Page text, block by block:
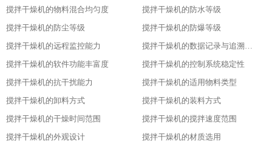
搅拌干燥机的物料混合均匀度
搅拌干燥机的防水等级
搅拌干燥机的防尘等级
搅拌干燥机的防爆等级
搅拌干燥机的远程监控能力
搅拌干燥机的数据记录与追溯功能
搅拌干燥机的软件功能丰富度
搅拌干燥机的控制系统稳定性
搅拌干燥机的抗干扰能力
搅拌干燥机的适用物料类型
搅拌干燥机的卸料方式
搅拌干燥机的装料方式
搅拌干燥机的干燥时间范围
搅拌干燥机的搅拌速度范围
搅拌干燥机的外观设计
搅拌干燥机的材质选用